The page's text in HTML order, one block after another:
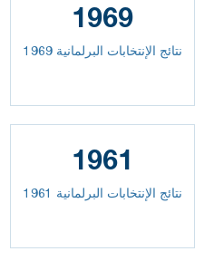
1969
نتائج الإنتخابات البرلمانية 1969
1961
نتائج الإنتخابات البرلمانية 1961